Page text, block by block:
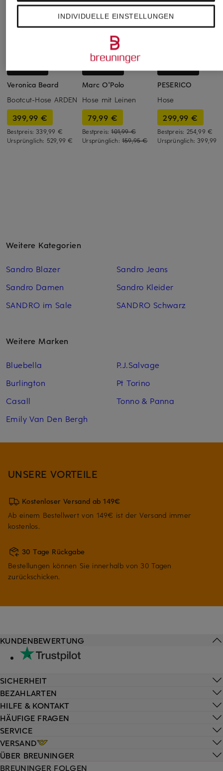
Veronica Beard
Bootcut-Hose ARDEN
399,99 €
Bestpreis:339,99 €
Ursprünglich: 529,99 €
Marc O'Polo
Hose mit Leinen
79,99 €
Bestpreis:101,99 €
Ursprünglich: 159,95 €
PESERICO
Hose
299,99 €
Bestpreis: 254,99 €
Ursprünglich:399,99
Weitere Kategorien
Sandro Blazer
Sandro Damen
SANDRO im Sale
Sandro Jeans
Sandro Kleider
SANDRO Schwarz
Weitere Marken
Bluebella
Burlington
Casall
Emily Van Den Bergh
P.J.Salvage
Pt Torino
Tonno & Panna
UNSERE VORTEILE
Kostenloser Versand ab 149€
Ab einem Bestellwert von 149€ ist der Versand immer
kostenlos.
30 Tage Rückgabe
Bestellungen können Sie innerhalb von 30 Tagen
zurückschicken.
HILFE & KONTAKT
HÄUFIGE FRAGEN
SERVICE
VERSAND
KUNDENBEWERTUNG
SICHERHEIT
BEZAHLARTEN
ÜBER BREUNINGER
BREUNINGER FOLGEN
INDIVIDUELLE EINSTELLUNGEN